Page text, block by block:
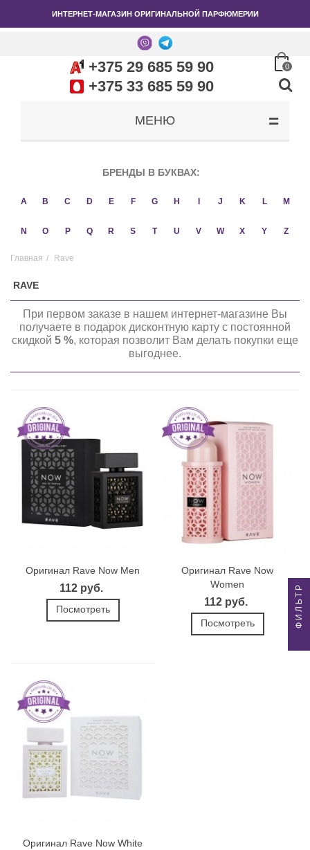
ИНТЕРНЕТ-МАГАЗИН ОРИГИНАЛЬНОЙ ПАРФЮМЕРИИ
+375 29 685 59 90
+375 33 685 59 90
0
МЕНЮ
БРЕНДЫ В БУКВАХ:
A B C D E F G H J K L M
N O P Q R S T U V W X Y Z
Главная / Rave
RAVE
При первом заказе в нашем интернет-магазине Вы
получаете в подарок дисконтную карту с постоянной
скидкой 5 %, которая позволит Вам делать покупки еще
выгоднее.
Оригинал Rave Now Men
112 руб.
Посмотреть
Оригинал Rave Now
Women
112 руб.
Посмотреть
Оригинал Rave Now White
ФИЛЬТР